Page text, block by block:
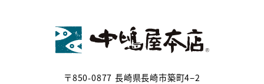
〒850-0877 長崎県長崎市築町4−2